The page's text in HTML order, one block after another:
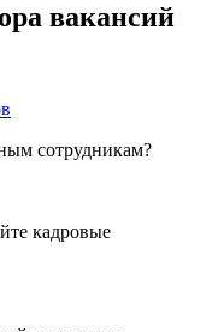
вакансий
сотрудникам?
кадровые